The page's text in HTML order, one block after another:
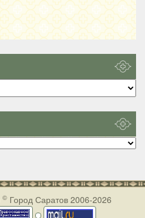
© Город Саратов 2006-2026